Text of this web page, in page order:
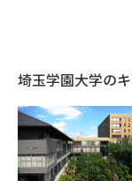
埼玉学園大学の